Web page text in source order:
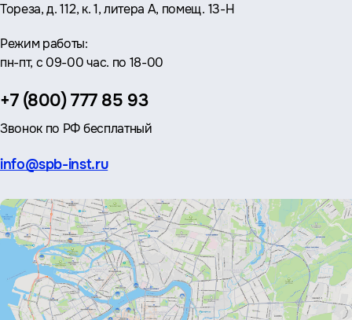
Тореза, д. 112, к. 1, литера А, помещ. 13-Н
Режим работы:
пн-пт, с 09-00 час. по 18-00
Телефон:
+7 (800) 777 85 93
Звонок по РФ бесплатный
Эл.
info@spb-inst.ru